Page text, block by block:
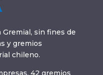
Gremial, sin fines de
y gremios
chileno.
42 gremios